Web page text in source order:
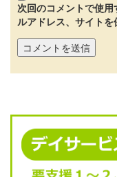
次回のコメントで使
ルアドレス、サイトを